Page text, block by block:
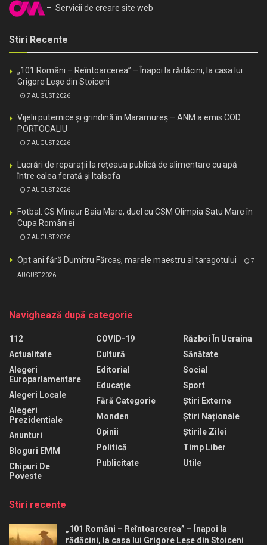
– Servicii de creare site web
Stiri Recente
„101 Români – Reîntoarcerea” – Înapoi la rădăcini, la casa lui
Grigore Leșe din Stoiceni
7 AUGUST 2026
Vijelii puternice și grindină în Maramureș – ANM a emis COD
PORTOCALIU
7 AUGUST 2026
Lucrări de reparații la rețeaua publică de alimentare cu apă
între calea ferată și Italsofa
7 AUGUST 2026
Fotbal. CS Minaur Baia Mare, duel cu CSM Olimpia Satu Mare în
Cupa României
7 AUGUST 2026
Opt ani fără Dumitru Fărcaș, marele maestru al taragotului 7
AUGUST 2026
Navighează după categorie
112
Actualitate
Alegeri
Europarlamentare
Alegeri Locale
Alegeri
Prezidentiale
Anunturi
Bloguri EMM
Chipuri De
Poveste
COVID-19
Cultură
Editorial
Educaţie
Fără Categorie
Monden
Opinii
Politică
Publicitate
Război În Ucraina
Sănătate
Social
Sport
Știri Externe
Știri Naționale
Știrile Zilei
Timp Liber
Utile
Stiri recente
„101 Români – Reîntoarcerea” – Înapoi la
rădăcini, la casa lui Grigore Leșe din Stoiceni